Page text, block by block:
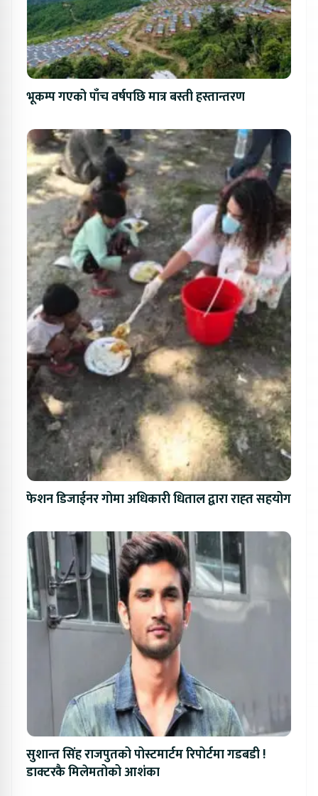
भूकम्प गएको पाँच वर्षपछि मात्र बस्ती हस्तान्तरण
फेशन डिजाईनर गोमा अधिकारी धिताल द्वारा राह्त सहयोग
सुशान्त सिंह राजपुतको पोस्टमार्टम रिपोर्टमा गडबडी !
डाक्टरकै मिलेमतोको आशंका